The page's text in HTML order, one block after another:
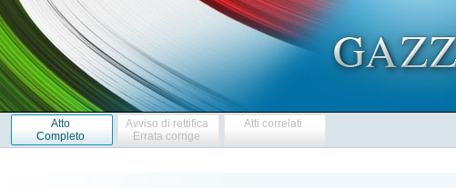
Atto
Completo
Avviso di rettifica
Errata corrige
Atti correlati